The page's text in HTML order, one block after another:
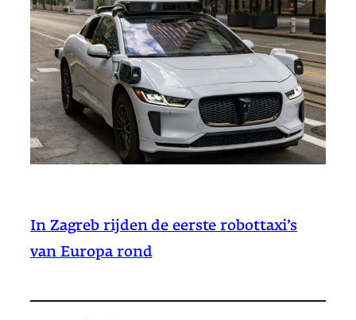
In Zagreb rijden de eerste robottaxi’s
van Europa rond